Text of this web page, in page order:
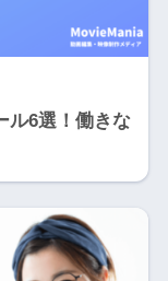
ル6選！働きな